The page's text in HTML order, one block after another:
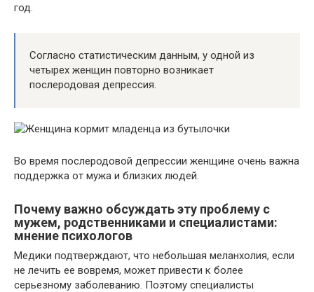
год.
Согласно статистическим данным, у одной из
четырех женщин повторно возникает
послеродовая депрессия.
Во время послеродовой депрессии женщине очень важна
поддержка от мужа и близких людей.
Почему важно обсуждать эту проблему с
мужем, родственниками и специалистами:
мнение психологов
Медики подтверждают, что небольшая меланхолия, если
не лечить ее вовремя, может привести к более
серьезному заболеванию. Поэтому специалисты